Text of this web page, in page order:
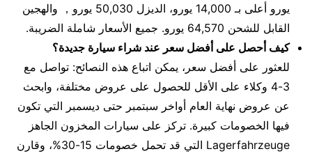
يورو أعلى بـ 14,000 يورو، الديزل 50,030 يورو， والهجين
القابل للشحن 64,570 يورو. جميع الأسعار شاملة الضريبة.
كيف أحصل على أفضل سعر عند شراء سيارة جديدة؟
للعثور على أفضل سعر، يمكن اتباع هذه النصائح: تواصل مع
3-4 وكلاء على الأقل للحصول على عروض مختلفة، وابحث
عن عروض نهاية العام أواخر سبتمبر حتى ديسمبر التي تكون
فيها الخصومات كبيرة. تركز على سيارات المخزون الجاهز
Lagerfahrzeuge التي قد تحمل خصومات 15-30%، وقارن